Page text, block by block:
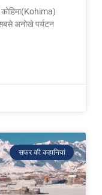
कोहिमा(Kohima)
अनोखे पर्यटन
सफर की कहानियां